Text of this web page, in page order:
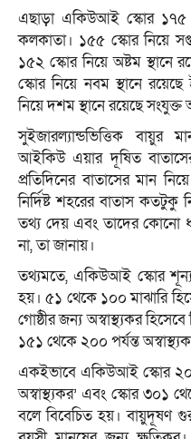
এছাড়া একিউআই স্কোর ১৭৫
কলকাতা। ১৫৫ স্কোর নিয়ে
১৫২ স্কোর নিয়ে অষ্টম স্থানে
স্কোর নিয়ে নবম স্থানে
নিয়ে দশম স্থানে রয়েছে
সুইজারল্যান্ডভিত্তিক বায়ুর
আইকিউ এয়ার দূষিত
প্রতিদিনের বাতাসের মান
নির্দিষ্ট শহরের বাতাস কতটুকু
তথ্য দেয় এবং তাদের কোনো
না, তা জানায়।
তথ্যমতে, একিউআই স্কোর
হয়। ৫১ থেকে ১০০ মাঝারি
গোষ্ঠীর জন্য অস্বাস্থ্যকর
১৫১ থেকে ২০০ পর্যন্ত
একইভাবে একিউআই স্কোর
অস্বাস্থ্যকর’ এবং স্কোর ৩০১
বলে বিবেচিত হয়। বায়ুদূষণ